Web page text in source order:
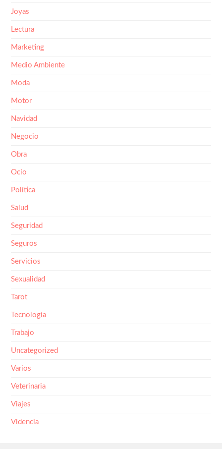
Joyas
Lectura
Marketing
Medio Ambiente
Moda
Motor
Navidad
Negocio
Obra
Ocio
Política
Salud
Seguridad
Seguros
Servicios
Sexualidad
Tarot
Tecnología
Trabajo
Uncategorized
Varios
Veterinaria
Viajes
Videncia